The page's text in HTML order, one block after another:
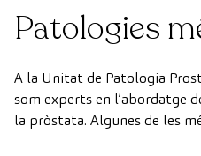
Patologies
A la Unitat de Patologia
som experts en l’abordatge
la pròstata. Algunes de les